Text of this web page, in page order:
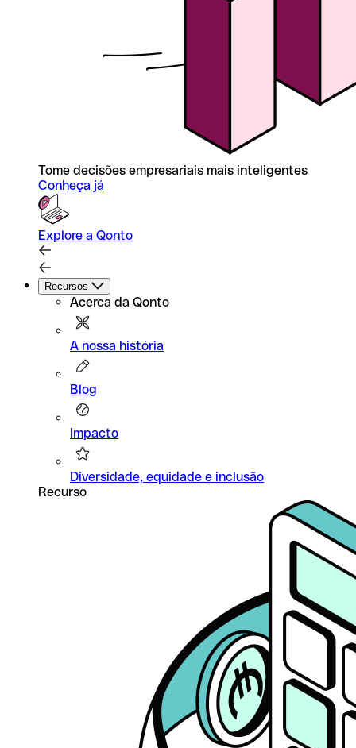
Tome decisões empresariais mais inteligentes
Conheça já
Explore a Qonto
Recursos
Acerca da Qonto
A nossa história
Blog
Impacto
Diversidade, equidade e inclusão
Recurso